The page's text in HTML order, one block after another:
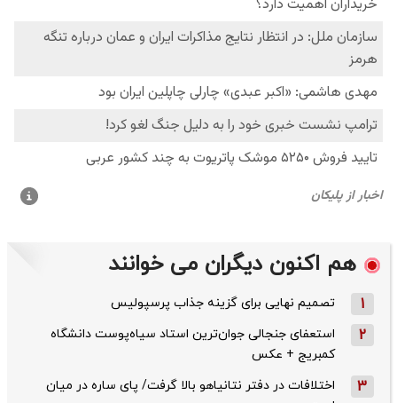
هم اکنون دیگران می خوانند
1 تصمیم نهایی برای گزینه جذاب پرسپولیس
2
استعفای جنجالی جوان‌ترین استاد سیاه‌پوست دانشگاه
کمبریج + عکس
3
اختلافات در دفتر نتانیاهو بالا گرفت/ پای ساره در میان